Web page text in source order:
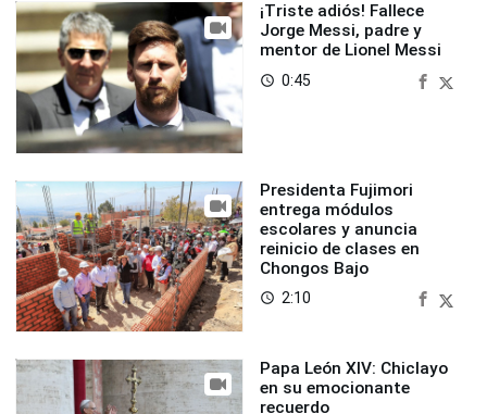
¡Triste adiós! Fallece
Jorge Messi, padre y
mentor de Lionel Messi
access_time 0:45
Presidenta Fujimori
entrega módulos
escolares y anuncia
reinicio de clases en
Chongos Bajo
access_time 2:10
Papa León XIV: Chiclayo
en su emocionante
recuerdo